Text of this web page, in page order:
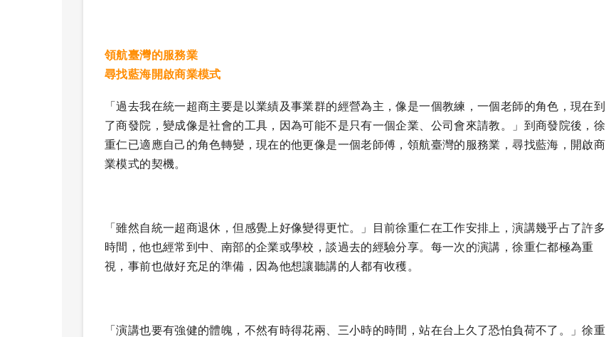
領航臺灣的服務業
尋找藍海開啟商業模式
「過去我在統一超商主要是以業績及事業群的經營為主，像是一個教練，一個老師的角色，現在到
了商發院，變成像是社會的工具，因為可能不是只有一個企業、公司會來請教。」到商發院後，徐
重仁已適應自己的角色轉變，現在的他更像是一個老師傅，領航臺灣的服務業，尋找藍海，開啟商
業模式的契機。
「雖然自統一超商退休，但感覺上好像變得更忙。」目前徐重仁在工作安排上，演講幾乎占了許多
時間，他也經常到中、南部的企業或學校，談過去的經驗分享。每一次的演講，徐重仁都極為重
視，事前也做好充足的準備，因為他想讓聽講的人都有收穫。
「演講也要有強健的體魄，不然有時得花兩、三小時的時間，站在台上久了恐怕負荷不了。」徐重